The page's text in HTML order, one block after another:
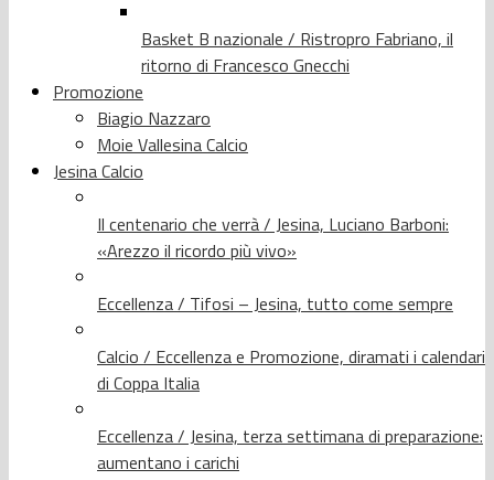
Basket B nazionale / Ristropro Fabriano, il
ritorno di Francesco Gnecchi
Promozione
Biagio Nazzaro
Moie Vallesina Calcio
Jesina Calcio
Il centenario che verrà / Jesina, Luciano Barboni:
«Arezzo il ricordo più vivo»
Eccellenza / Tifosi – Jesina, tutto come sempre
Calcio / Eccellenza e Promozione, diramati i calendari
di Coppa Italia
Eccellenza / Jesina, terza settimana di preparazione:
aumentano i carichi